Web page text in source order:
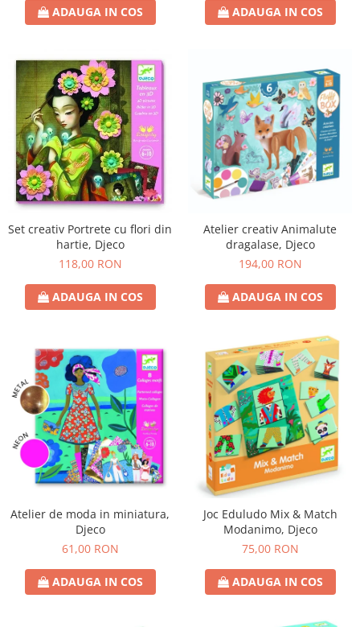
ADAUGA IN COS ADAUGA IN COS
Set creativ Portrete cu flori din
hartie, Djeco
118,00 RON
ADAUGA IN COS
Atelier creativ Animalute
dragalase, Djeco
194,00 RON
ADAUGA IN COS
Atelier de moda in miniatura,
Djeco
61,00 RON
ADAUGA IN COS
Joc Eduludo Mix & Match
Modanimo, Djeco
75,00 RON
ADAUGA IN COS